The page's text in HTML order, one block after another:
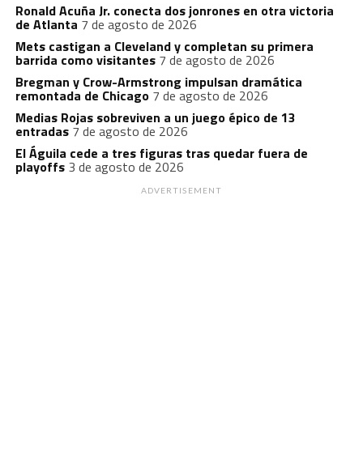
Ronald Acuña Jr. conecta dos jonrones en otra victoria
de Atlanta 7 de agosto de 2026
Mets castigan a Cleveland y completan su primera
barrida como visitantes 7 de agosto de 2026
Bregman y Crow-Armstrong impulsan dramática
remontada de Chicago 7 de agosto de 2026
Medias Rojas sobreviven a un juego épico de 13
entradas 7 de agosto de 2026
El Águila cede a tres figuras tras quedar fuera de
playoffs 3 de agosto de 2026
ADVERTISEMENT